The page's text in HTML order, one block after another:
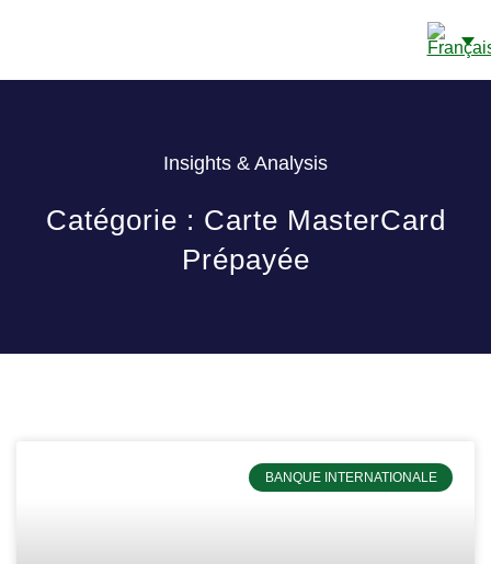
Insights & Analysis
Catégorie : Carte MasterCard
Prépayée
BANQUE INTERNATIONALE